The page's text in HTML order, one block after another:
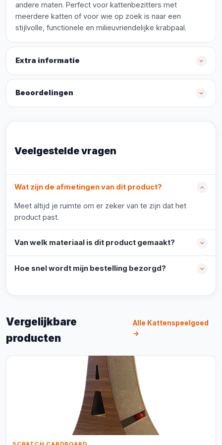
andere maten. Perfect voor kattenbezitters met
meerdere katten of voor wie op zoek is naar een
stijlvolle, functionele en milieuvriendelijke krabpaal.
Extra informatie
Beoordelingen
Veelgestelde vragen
Wat zijn de afmetingen van dit product?
Meet altijd je ruimte om er zeker van te zijn dat het
product past.
Van welk materiaal is dit product gemaakt?
Hoe snel wordt mijn bestelling bezorgd?
Vergelijkbare
producten
Alle Kattenspeelgoed
→